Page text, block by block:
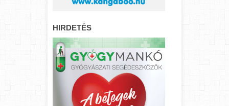
HIRDETÉS